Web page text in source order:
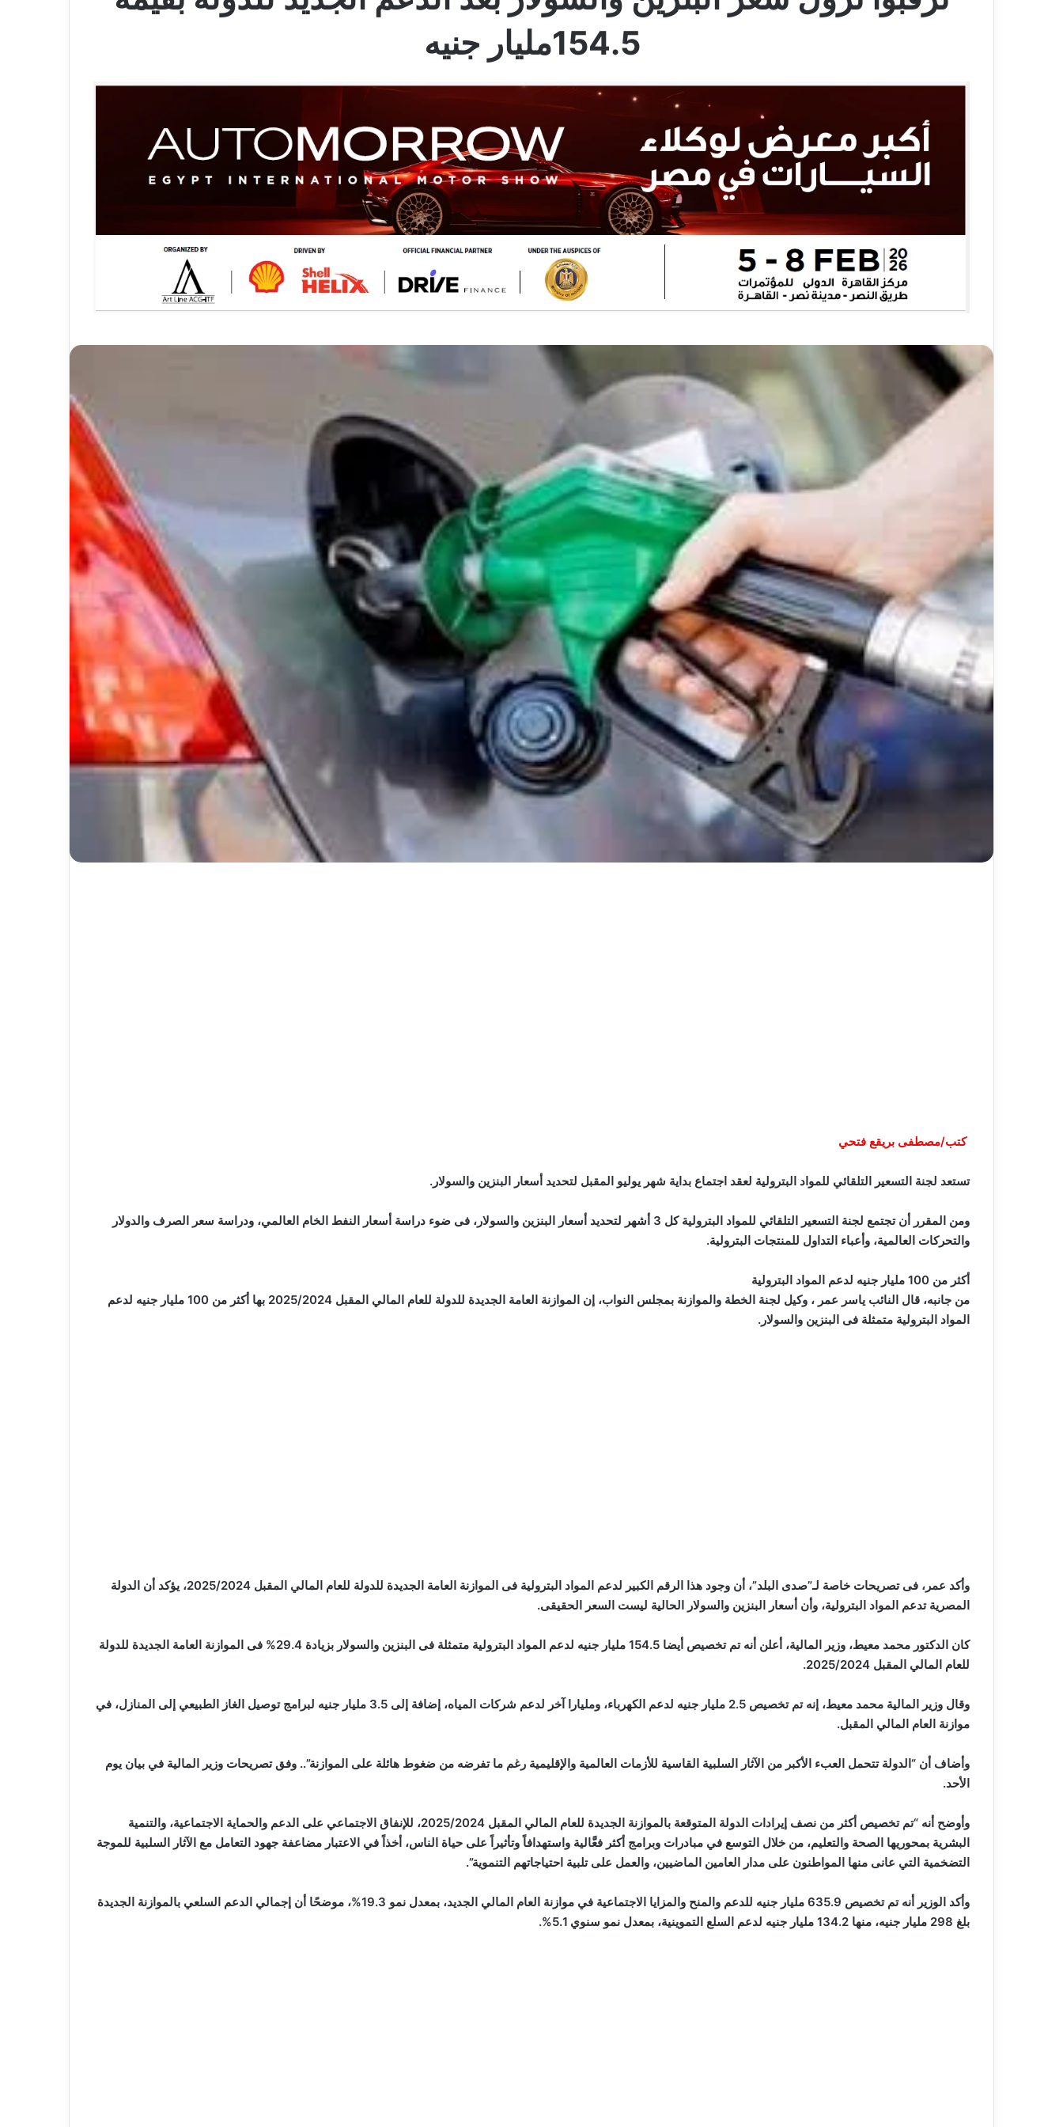
154.5مليار جنيه
كتب/مصطفى بريقع فتحي
تستعد لجنة التسعير التلقائي للمواد البترولية لعقد اجتماع بداية شهر يوليو المقبل لتحديد أسعار البنزين والسولار.
ومن المقرر أن تجتمع لجنة التسعير التلقائي للمواد البترولية كل 3 أشهر لتحديد أسعار البنزين والسولار، فى ضوء دراسة أسعار النفط الخام العالمي، ودراسة سعر الصرف والدولار
والتحركات العالمية، وأعباء التداول للمنتجات البترولية.
أكثر من 100 مليار جنيه لدعم المواد البترولية
من جانبه، قال النائب ياسر عمر ، وكيل لجنة الخطة والموازنة بمجلس النواب، إن الموازنة العامة الجديدة للدولة للعام المالي المقبل 2025/2024 بها أكثر من 100 مليار جنيه لدعم
المواد البترولية متمثلة فى البنزين والسولار.
وأكد عمر، فى تصريحات خاصة لـ”صدى البلد”، أن وجود هذا الرقم الكبير لدعم المواد البترولية فى الموازنة العامة الجديدة للدولة للعام المالي المقبل 2025/2024، يؤكد أن الدولة
المصرية تدعم المواد البترولية، وأن أسعار البنزين والسولار الحالية ليست السعر الحقيقى.
كان الدكتور محمد معيط، وزير المالية، أعلن أنه تم تخصيص أيضا 154.5 مليار جنيه لدعم المواد البترولية متمثلة فى البنزين والسولار بزيادة 29.4% فى الموازنة العامة الجديدة للدولة
للعام المالي المقبل 2025/2024.
وقال وزير المالية محمد معيط، إنه تم تخصيص 2.5 مليار جنيه لدعم الكهرباء، ومليارا آخر لدعم شركات المياه، إضافة إلى 3.5 مليار جنيه لبرامج توصيل الغاز الطبيعي إلى المنازل، في
موازنة العام المالي المقبل.
وأضاف أن “الدولة تتحمل العبء الأكبر من الآثار السلبية القاسية للأزمات العالمية والإقليمية رغم ما تفرضه من ضغوط هائلة على الموازنة”.. وفق تصريحات وزير المالية في بيان يوم
الأحد.
وأوضح أنه “تم تخصيص أكثر من نصف إيرادات الدولة المتوقعة بالموازنة الجديدة للعام المالي المقبل 2025/2024، للإنفاق الاجتماعي على الدعم والحماية الاجتماعية، والتنمية
البشرية بمحوريها الصحة والتعليم، من خلال التوسع في مبادرات وبرامج أكثر فعَّالية واستهدافاً وتأثيراً على حياة الناس، أخذاً في الاعتبار مضاعفة جهود التعامل مع الآثار السلبية للموجة
التضخمية التي عانى منها المواطنون على مدار العامين الماضيين، والعمل على تلبية احتياجاتهم التنموية”.
وأكد الوزير أنه تم تخصيص 635.9 مليار جنيه للدعم والمنح والمزايا الاجتماعية في موازنة العام المالي الجديد، بمعدل نمو 19.3%، موضحًا أن إجمالي الدعم السلعي بالموازنة الجديدة
بلغ 298 مليار جنيه، منها 134.2 مليار جنيه لدعم السلع التموينية، بمعدل نمو سنوي 5.1%.